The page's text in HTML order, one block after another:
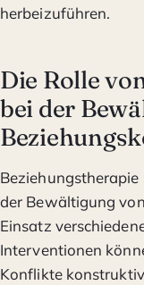
herbeizuführen.
Die Rolle
bei der
Beziehungstherapie
der Bewältigung
Einsatz
Interventionen
Konflikte